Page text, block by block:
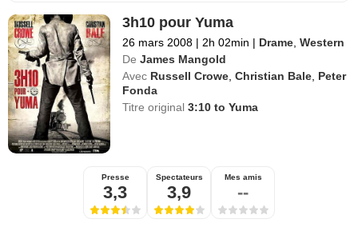
3h10 pour Yuma
26 mars 2008 | 2h 02min | Drame ,Western
De James Mangold
Avec Russell Crowe ,Christian Bale Peter
Fonda
Titre original3:10 to Yuma
Presse
3,3
Spectateurs
3,9
Mes amis
--